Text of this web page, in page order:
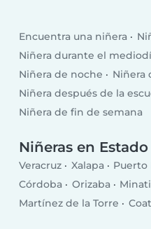
Encuentra una niñera
Niñera durante el
Niñera de noche
Niñera
Niñera después de la
Niñera de fin de semana
Niñeras en
Veracruz Xalapa Puerto
Córdoba
Orizaba
Martínez de la Torre